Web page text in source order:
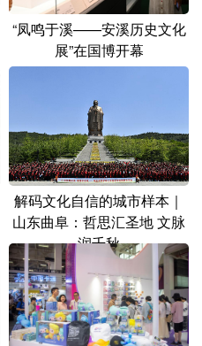
“凤鸣于溪——安溪历史文化
展”在国博开幕
解码文化自信的城市样本｜
山东曲阜：哲思汇圣地 文脉
润千秋